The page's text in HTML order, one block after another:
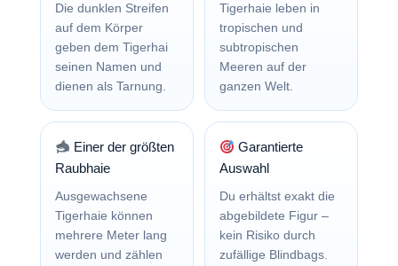
Die dunklen Streifen
auf dem Körper
geben dem Tigerhai
seinen Namen und
dienen als Tarnung.
Tigerhaie leben in
tropischen und
subtropischen
Meeren auf der
ganzen Welt.
Einer der größten
Raubhaie
Ausgewachsene
Tigerhaie können
mehrere Meter lang
werden und zählen
Garantierte
Auswahl
Du erhältst exakt die
abgebildete Figur –
kein Risiko durch
zufällige Blindbags.